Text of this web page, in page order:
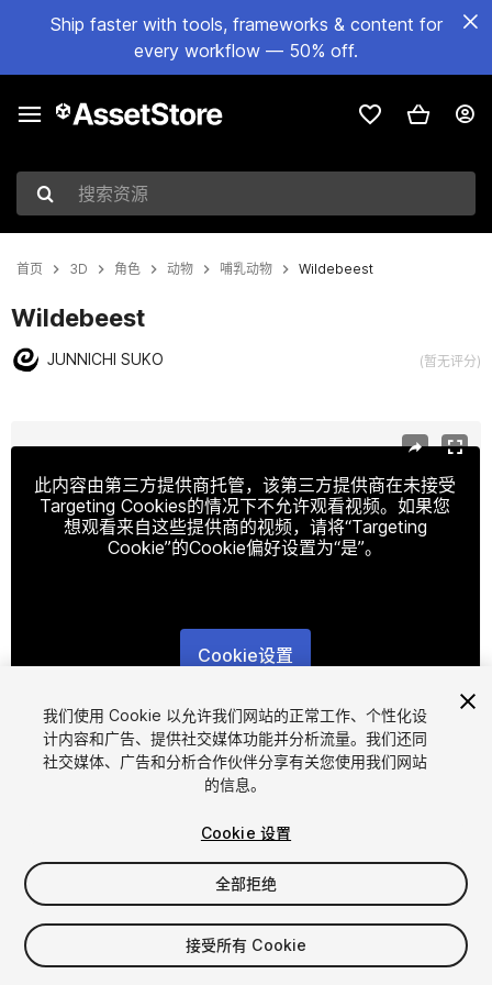
Ship faster with tools, frameworks & content for
every workflow — 50% off.
搜索资源
首页 3D 角色 动物 哺乳动物 Wildebeest
Wildebeest
JUNNICHI SUKO (暂无评分)
此内容由第三方提供商托管，该第三方提供商在未接受
Targeting Cookies的情况下不允许观看视频。如果您
想观看来自这些提供商的视频，请将“Targeting
Cookie”的Cookie偏好设置为“是”。
Cookie设置
1/15
$13
增值税将在结算时计算
我们使用 Cookie 以允许我们网站的正常工作、个性化设
计内容和广告、提供社交媒体功能并分析流量。我们还同
社交媒体、广告和分析合作伙伴分享有关您使用我们网站
的信息。
Cookie 设置
全部拒绝
接受所有 Cookie